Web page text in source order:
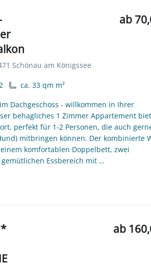
ab
Schönau am Königssee
ca. 33 qm m²
Dachgeschoss - willkommen in Ihrer
behagliches 1 Zimmer Appartement
perfekt für 1-2 Personen, die auch
mitbringen können. Der kombinierte
komfortablen Doppelbett, zwei
Essbereich mit …
ab